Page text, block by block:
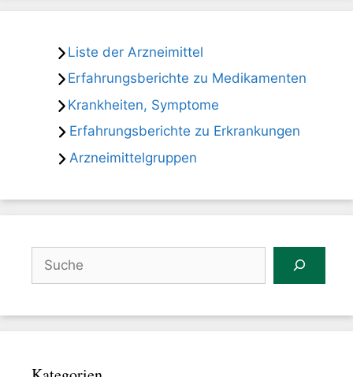
Liste der Arzneimittel
Erfahrungsberichte zu Medikamenten
Krankheiten, Symptome
Erfahrungsberichte zu Erkrankungen
Arzneimittelgruppen